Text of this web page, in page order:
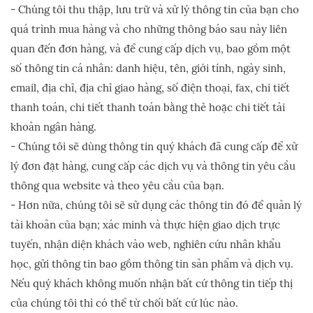
- Chúng tôi thu thập, lưu trữ và xử lý thông tin của bạn cho
quá trình mua hàng và cho những thông báo sau này liên
quan đến đơn hàng, và để cung cấp dịch vụ, bao gồm một
số thông tin cá nhân: danh hiệu, tên, giới tính, ngày sinh,
email, địa chỉ, địa chỉ giao hàng, số điện thoại, fax, chi tiết
thanh toán, chi tiết thanh toán bằng thẻ hoặc chi tiết tài
khoản ngân hàng.
- Chúng tôi sẽ dùng thông tin quý khách đã cung cấp để xử
lý đơn đặt hàng, cung cấp các dịch vụ và thông tin yêu cầu
thông qua website và theo yêu cầu của bạn.
- Hơn nữa, chúng tôi sẽ sử dụng các thông tin đó để quản lý
tài khoản của bạn; xác minh và thực hiện giao dịch trực
tuyến, nhận diện khách vào web, nghiên cứu nhân khẩu
học, gửi thông tin bao gồm thông tin sản phẩm và dịch vụ.
Nếu quý khách không muốn nhận bất cứ thông tin tiếp thị
của chúng tôi thì có thể từ chối bất cứ lúc nào.